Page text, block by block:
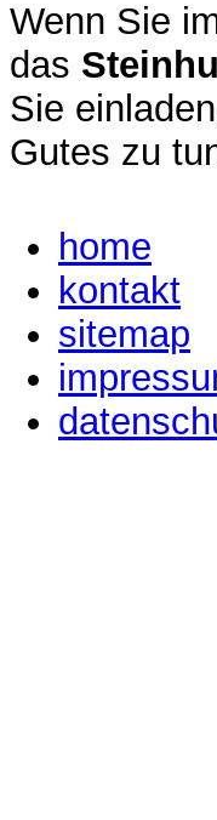
Wenn Sie
das
Sie
Gutes zu
home
kontakt
sitemap